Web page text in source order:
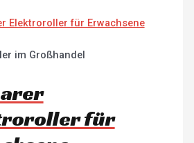
im Großhandel
für